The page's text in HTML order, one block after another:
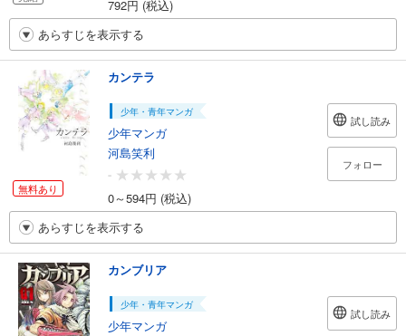
792円 (税込)
あらすじを表示する
無料あり
カンテラ
少年・青年マンガ
少年マンガ
河島笑利
-
0～594円 (税込)
試し読み
フォロー
あらすじを表示する
カンブリア
少年・青年マンガ
少年マンガ
試し読み